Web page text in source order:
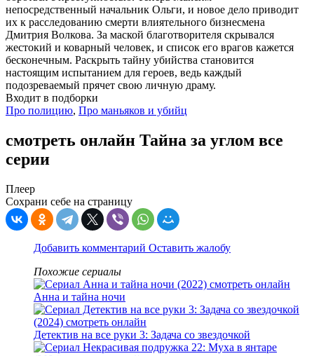
непосредственный начальник Ольги, и новое дело приводит
их к расследованию смерти влиятельного бизнесмена
Дмитрия Волкова. За маской благотворителя скрывался
жестокий и коварный человек, и список его врагов кажется
бесконечным. Раскрыть тайну убийства становится
настоящим испытанием для героев, ведь каждый
подозреваемый прячет свою личную драму.
Входит в подборки
Про полицию, Про маньяков и убийц
смотреть онлайн Тайна за углом все
серии
Плеер
Сохрани себе на страницу
Добавить комментарий Оставить жалобу
Похожие сериалы
Анна и тайна ночи
Детектив на все руки 3: Задача со звездочкой